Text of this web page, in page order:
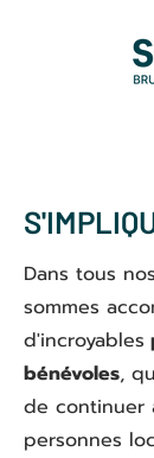
Dans tous
sommes
d'incroyables
bénévoles,
de continuer
personnes